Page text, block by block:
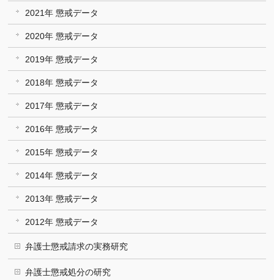
2021年 懲戒データ
2020年 懲戒データ
2019年 懲戒データ
2018年 懲戒データ
2017年 懲戒データ
2016年 懲戒データ
2015年 懲戒データ
2014年 懲戒データ
2013年 懲戒データ
2012年 懲戒データ
弁護士懲戒請求の実務研究
弁護士懲戒処分の研究